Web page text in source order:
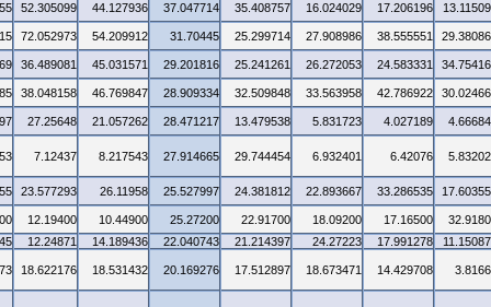
52.305099 44.127936 37.047714 35.408757 16.024029 17.206196
72.052973 54.209912 31.70445 25.299714 27.908986 38.555551
36.489081 45.031571 29.201816 25.241261 26.272053 24.583331
38.048158 46.769847 28.909334 32.509848 33.563958 42.786922
27.25648 21.057262 28.471217 13.479538 5.831723 4.027189
7.12437 8.217543 27.914665 29.744454 6.932401 6.42076
23.577293 26.11958 25.527997 24.381812 22.893667 33.286535
12.19400 10.44900 25.27200 22.91700 18.09200 17.16500
12.24871 14.189436 22.040743 21.214397 24.27223 17.991278
18.622176 18.531432 20.169276 17.512897 18.673471 14.429708